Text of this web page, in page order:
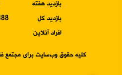
بازدید هفته
بازدید کل
افراد آنلاین
کلیه حقوق وب‌سایت برای مجتمع